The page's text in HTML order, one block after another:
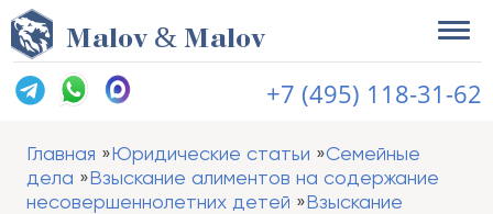
Malov & Malov
+7 (495) 118-31-62
Главная Юридические статьи
Семейные
дела
Взыскание алиментов на содержание
несовершеннолетних детей
Взыскание